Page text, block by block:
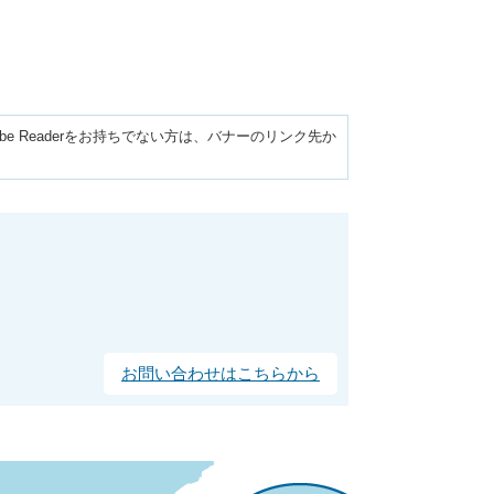
Readerをお持ちでない方は、バナーのリンク先か
お問い合わせはこちらから